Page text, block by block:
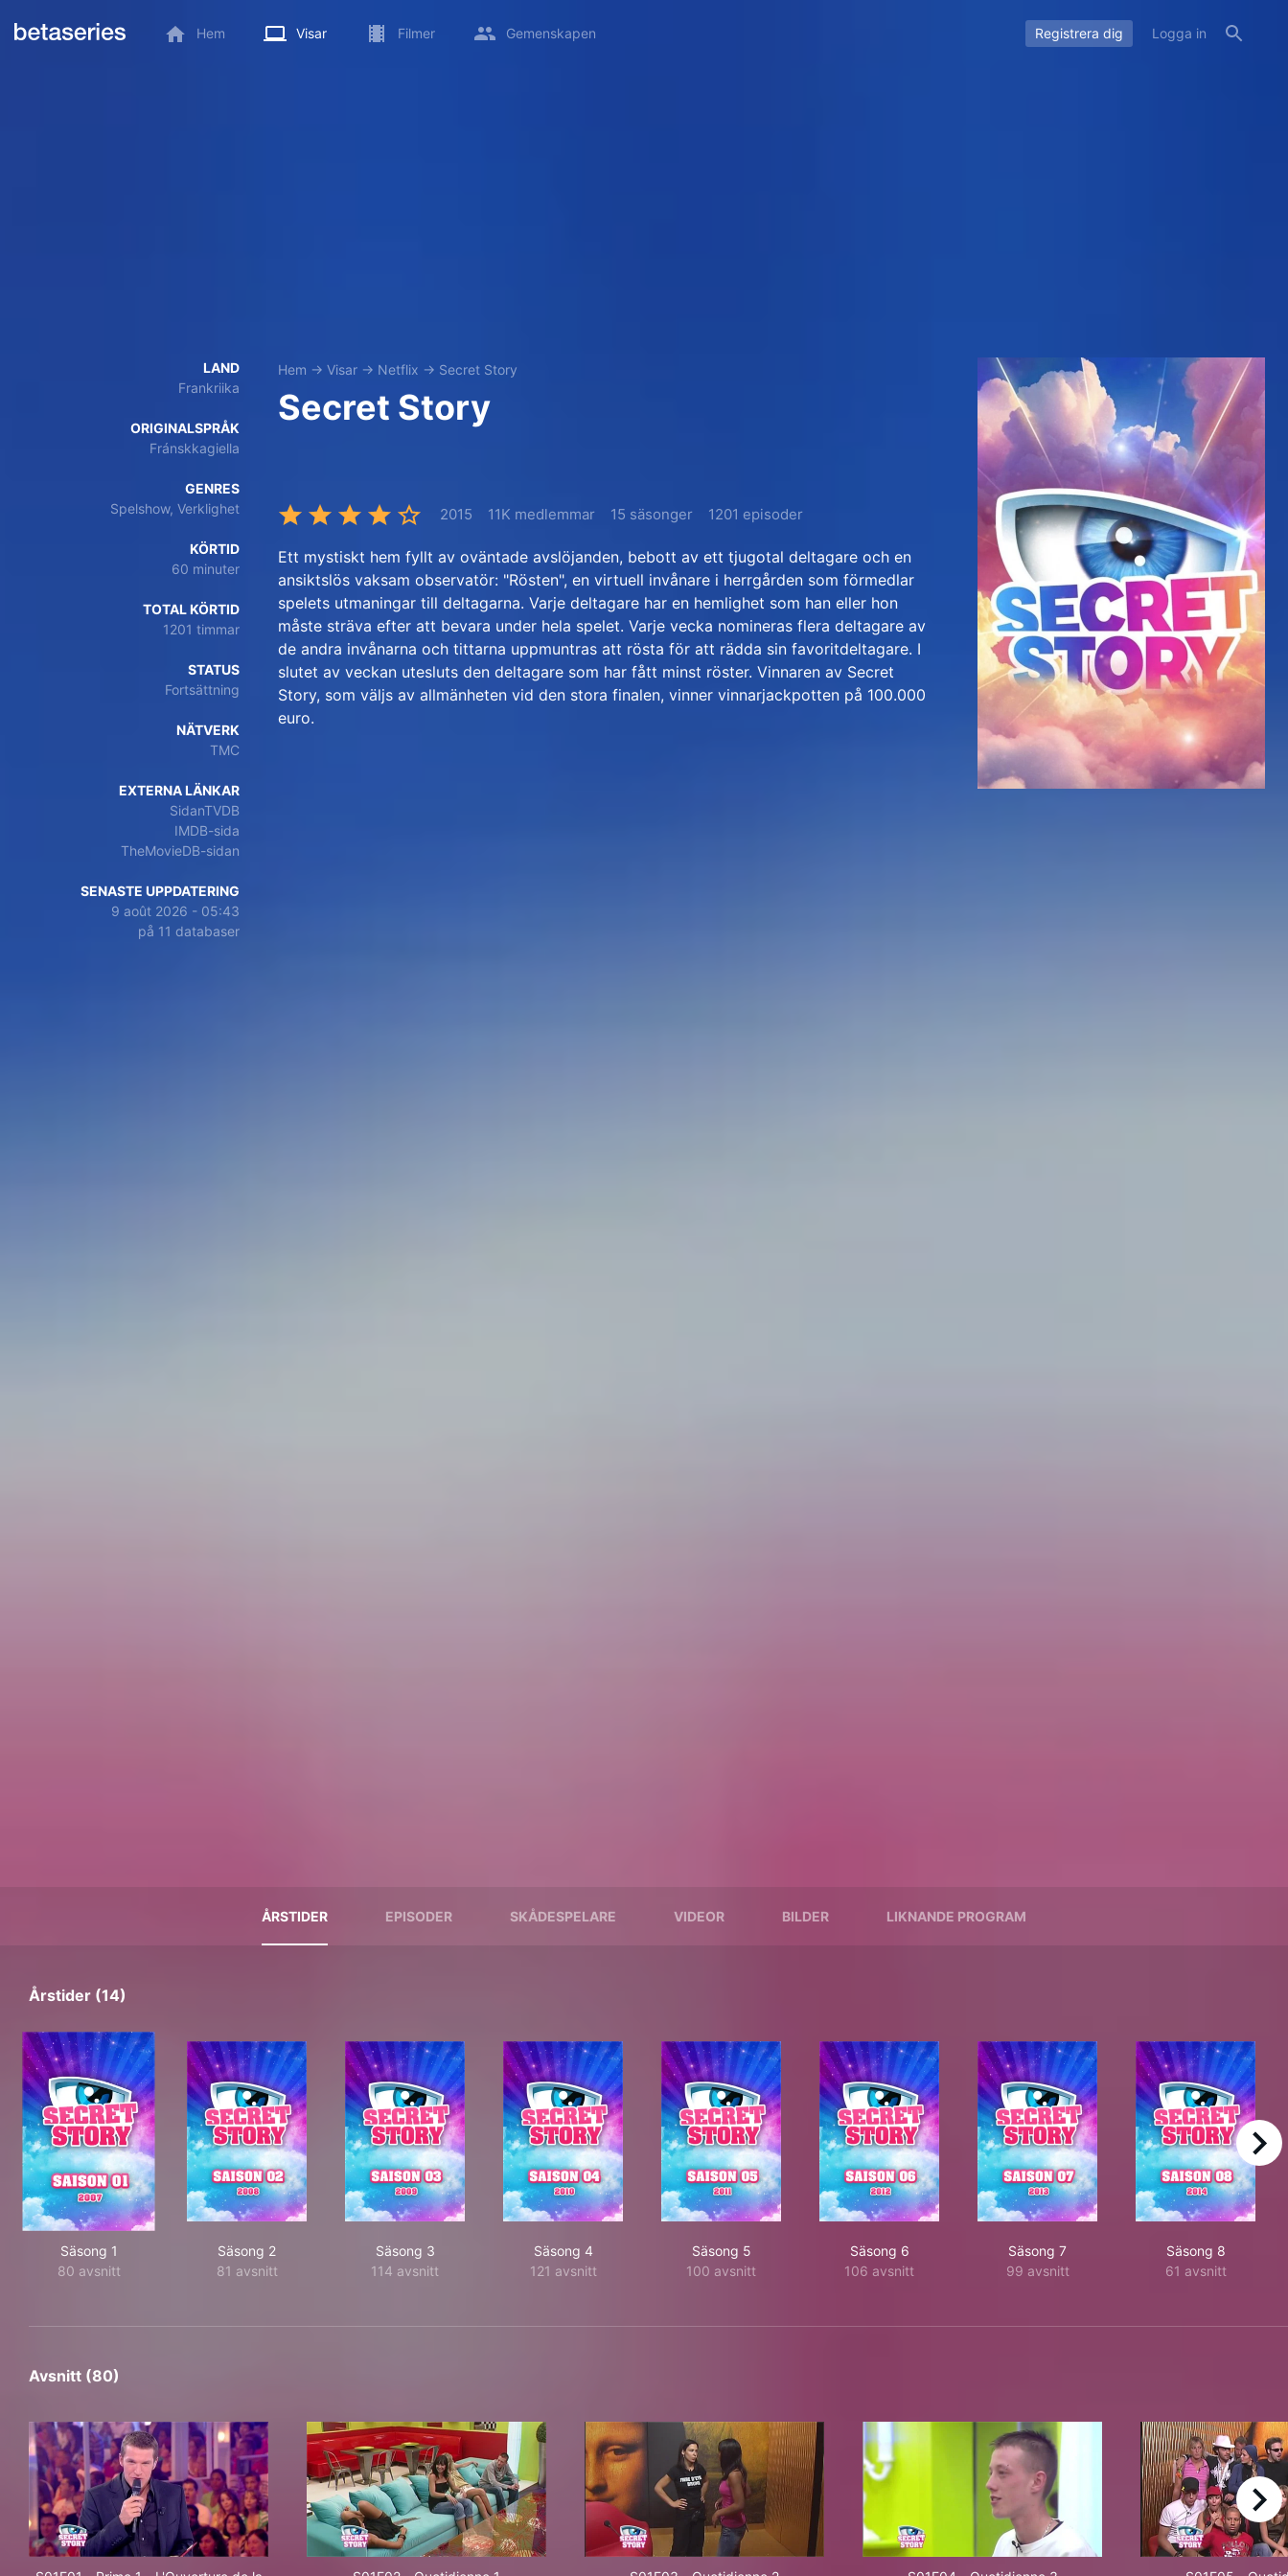
Hem Visar Filmer Gemenskapen Registrera dig Logga in
LAND
Frankriika
ORIGINALSPRÅK
Fránskkagiella
GENRES
Spelshow, Verklighet
KÖRTID
60 minuter
TOTAL KÖRTID
1201 timmar
STATUS
Fortsättning
NÄTVERK
TMC
EXTERNA LÄNKAR
SidanTVDB
IMDB-sida
TheMovieDB-sidan
SENASTE UPPDATERING
9 août 2026 - 05:43
på 11 databaser
Hem → Visar → Netflix → Secret Story
Secret Story
2015 11K medlemmar 15 säsonger 1201 episoder
Ett mystiskt hem fyllt av oväntade avslöjanden, bebott av ett tjugotal deltagare och en
ansiktslös vaksam observatör: "Rösten", en virtuell invånare i herrgården som förmedlar
spelets utmaningar till deltagarna. Varje deltagare har en hemlighet som han eller hon
måste sträva efter att bevara under hela spelet. Varje vecka nomineras flera deltagare av
de andra invånarna och tittarna uppmuntras att rösta för att rädda sin favoritdeltagare. I
slutet av veckan utesluts den deltagare som har fått minst röster. Vinnaren av Secret
Story, som väljs av allmänheten vid den stora finalen, vinner vinnarjackpotten på 100.000
euro.
ÅRSTIDER EPISODER SKÅDESPELARE VIDEOR BILDER LIKNANDE PROGRAM
Årstider (14)
Säsong 1
80 avsnitt
Säsong 2
81 avsnitt
Säsong 3
114 avsnitt
Säsong 4
121 avsnitt
Säsong 5
100 avsnitt
Säsong 6
106 avsnitt
Säsong 7
99 avsnitt
Säsong 8
61 avsnitt
right
Avsnitt (80)
right